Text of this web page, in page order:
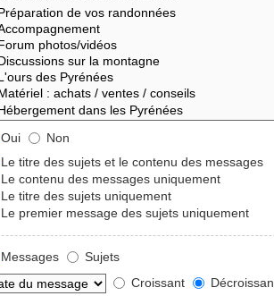
Oui
Non
Le titre des sujets et le contenu des messages
Le contenu des messages uniquement
Le titre des sujets uniquement
Le premier message des sujets uniquement
Messages
Sujets
Croissant